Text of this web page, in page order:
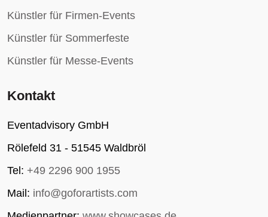
Künstler für Firmen-Events
Künstler für Sommerfeste
Künstler für Messe-Events
Kontakt
Eventadvisory GmbH
Rölefeld 31 - 51545 Waldbröl
Tel: +49 2296 900 1955
Mail: info@goforartists.com